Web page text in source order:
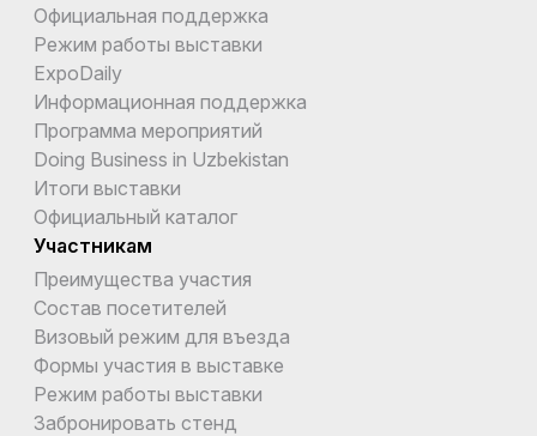
Официальная поддержка
Режим работы выставки
ExpoDaily
Информационная поддержка
Программа мероприятий
Doing Business in Uzbekistan
Итоги выставки
Официальный каталог
Участникам
Преимущества участия
Состав посетителей
Визовый режим для въезда
Формы участия в выставке
Режим работы выставки
Забронировать стенд